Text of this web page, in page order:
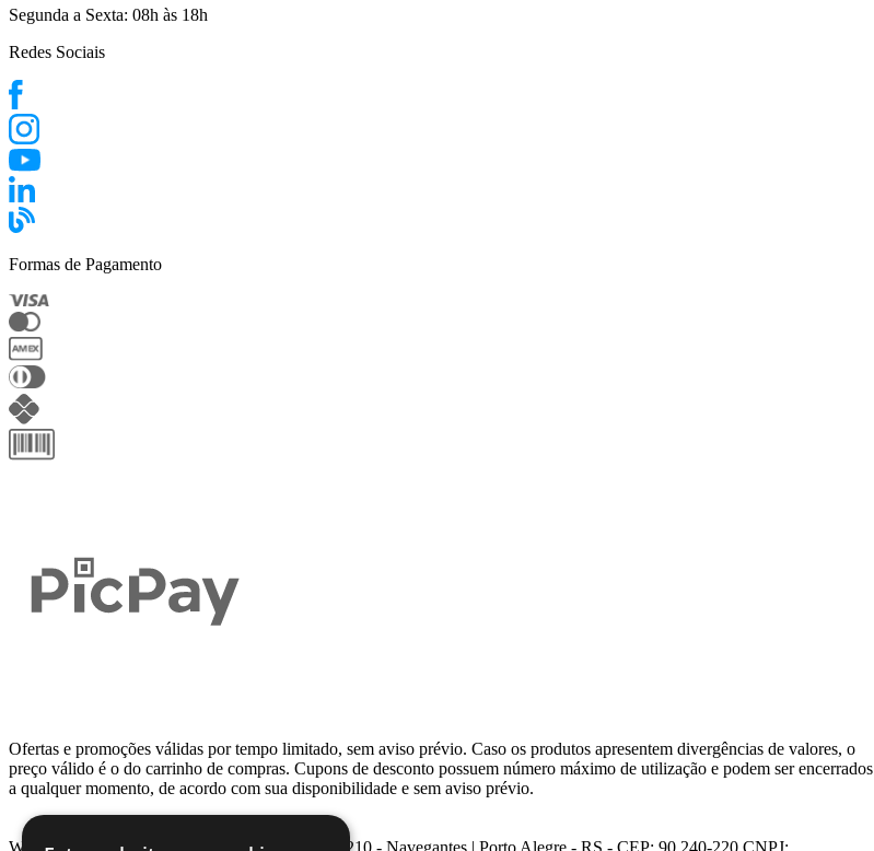
Segunda a Sexta: 08h às 18h
Redes Sociais
Formas de Pagamento
Ofertas e promoções válidas por tempo limitado, sem aviso prévio. Caso os produtos apresentem divergências de valores, o
preço válido é o do carrinho de compras. Cupons de desconto possuem número máximo de utilização e podem ser encerrados
a qualquer momento, de acordo com sua disponibilidade e sem aviso prévio.
Webcontinental LTDA | Travessa Venezuela, Nº 210 - Navegantes | Porto Alegre - RS - CEP: 90.240-220 CNPJ: